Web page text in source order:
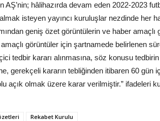
hâlihazırda devam eden 2022-2023
almak isteyen yayıncı kuruluşlar nezdinde her
geniş özet görüntülerin ve haber
görüntüler için şartnamede belirlenen
tedbir kararı alınmasına, söz konusu
gerekçeli kararın tebliğinden itibaren 60 gün
açık olmak üzere karar verilmiştir.” ifadeleri
Rekabet Kurulu